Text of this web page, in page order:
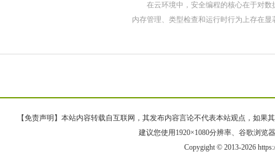
在云环境中，安全编程的核心在于对数
内存管理、类型检查和运行时行为上存在
【免责声明】本站内容转载自互联网，其发布内容言论不代表本站观点，如果
建议您使用1920×1080分辨率、谷歌浏览
Copygight © 2013-2026